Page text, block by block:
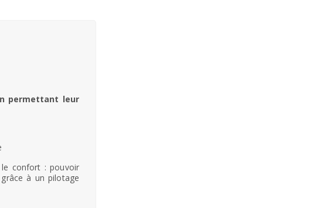
permettant leur
confort : pouvoir
à un pilotage